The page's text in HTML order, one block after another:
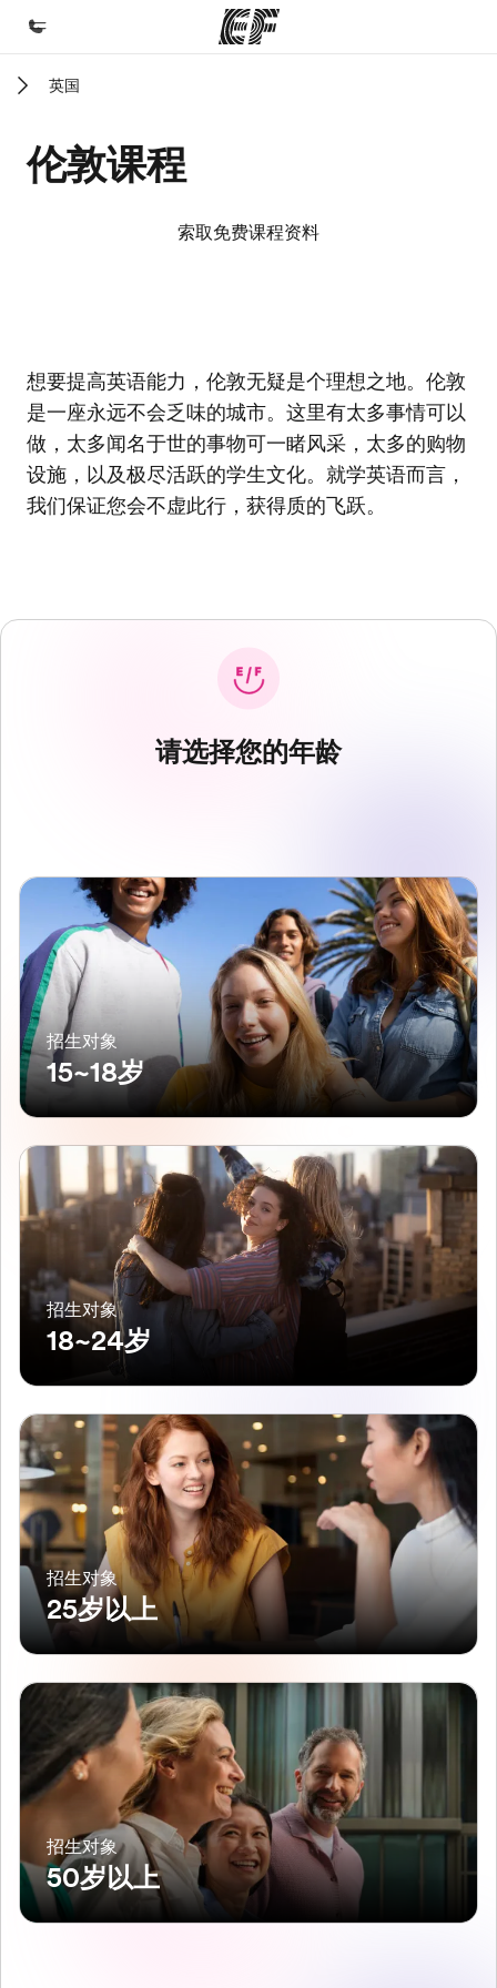
欢迎来到英孚教育
课程
企业文化
职业发展
加入我们
英国
伦敦课程
索取免费课程资料
想要提高英语能力，伦敦无疑是个理想之地。伦敦
是一座永远不会乏味的城市。这里有太多事情可以
做，太多闻名于世的事物可一睹风采，太多的购物
设施，以及极尽活跃的学生文化。就学英语而言，
我们保证您会不虚此行，获得质的飞跃。
请选择您的年龄
招生对象
15~18岁
招生对象
18~24岁
招生对象
25岁以上
招生对象
50岁以上